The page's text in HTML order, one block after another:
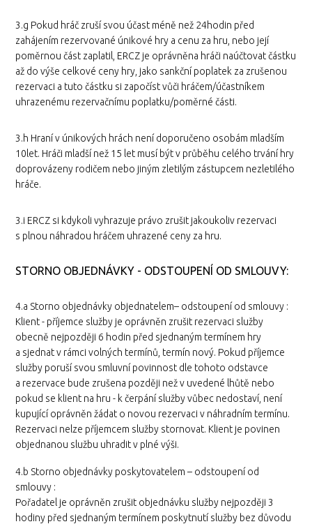
3.g Pokud hráč zruší svou účast méně než 24hodin před
zahájením rezervované únikové hry a cenu za hru, nebo její
poměrnou část zaplatil, ERCZ je oprávněna hráči naúčtovat částku
až do výše celkové ceny hry, jako sankční poplatek za zrušenou
rezervaci a tuto částku si započíst vůči hráčem/účastníkem
uhrazenému rezervačnímu poplatku/poměrné části.
3.h Hraní v únikových hrách není doporučeno osobám mladším
10let. Hráči mladší než 15 let musí být v průběhu celého trvání hry
doprovázeny rodičem nebo jiným zletilým zástupcem nezletilého
hráče.
3.i ERCZ si kdykoli vyhrazuje právo zrušit jakoukoliv rezervaci
s plnou náhradou hráčem uhrazené ceny za hru.
STORNO OBJEDNÁVKY - ODSTOUPENÍ OD SMLOUVY:
4.a Storno objednávky objednatelem– odstoupení od smlouvy :
Klient - příjemce služby je oprávněn zrušit rezervaci služby
obecně nejpozději 6 hodin před sjednaným termínem hry
a sjednat v rámci volných termínů, termín nový. Pokud příjemce
služby poruší svou smluvní povinnost dle tohoto odstavce
a rezervace bude zrušena později než v uvedené lhůtě nebo
pokud se klient na hru - k čerpání služby vůbec nedostaví, není
kupující oprávněn žádat o novou rezervaci v náhradním termínu.
Rezervaci nelze příjemcem služby stornovat. Klient je povinen
objednanou službu uhradit v plné výši.
4.b Storno objednávky poskytovatelem – odstoupení od
smlouvy :
Pořadatel je oprávněn zrušit objednávku služby nejpozději 3
hodiny před sjednaným termínem poskytnutí služby bez důvodu